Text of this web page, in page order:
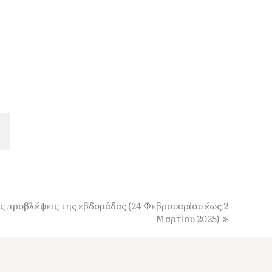
προβλέψεις της εβδομάδας (24 Φεβρουαρίου έως 2
Μαρτίου 2025)